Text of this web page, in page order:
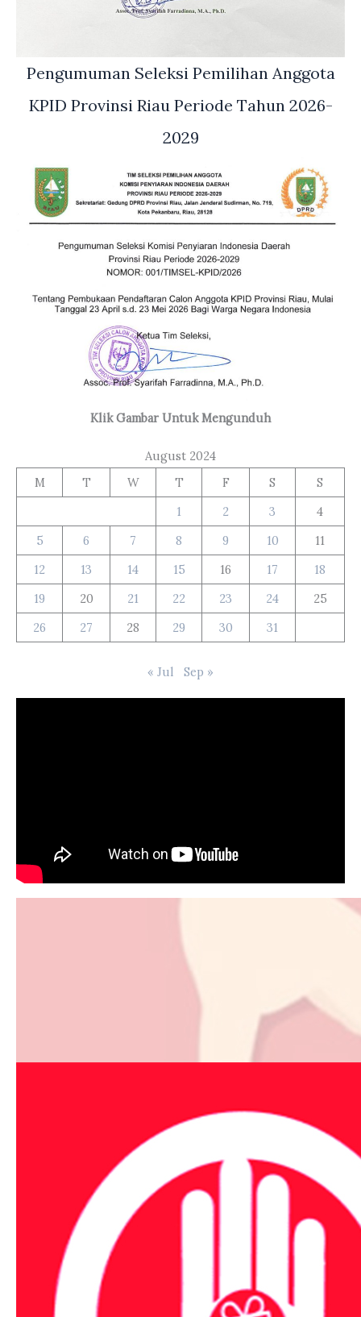
Pengumuman Seleksi Pemilihan Anggota
KPID Provinsi Riau Periode Tahun 2026-
2029
Klik Gambar Untuk Mengunduh
August 2024
M
T W T F S
S
1
2 3
4
5
6 7 8 9 10
11
12
13 14 15 16 17
18
19
20 21 22 23 24
25
26
27 28 29 30 31
« Jul Sep »